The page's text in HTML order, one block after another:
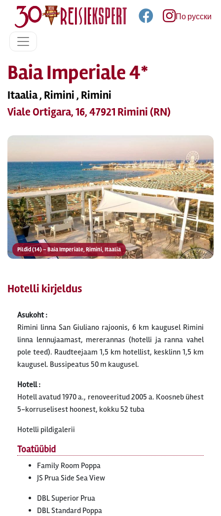
По русски
Baia Imperiale 4*
Itaalia , Rimini , Rimini
Viale Ortigara, 16, 47921 Rimini (RN)
Pildid (14) – Baia Imperiale, Rimini, Itaalia
Hotelli kirjeldus
Asukoht :
Rimini linna San Giuliano rajoonis, 6 km kaugusel Rimini
linna lennujaamast, mererannas (hotelli ja ranna vahel
pole teed). Raudteejaam 1,5 km hotellist, kesklinn 1,5 km
kaugusel. Bussipeatus 50 m kaugusel.
Hotell :
Hotell avatud 1970 a., renoveeritud 2005 a. Koosneb ühest
5-korruselisest hoonest, kokku 52 tuba
Hotelli pildigalerii
Toatüübid
Family Room Poppa
JS Prua Side Sea View
DBL Superior Prua
DBL Standard Poppa